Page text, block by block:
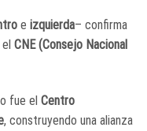
e izquierda– confirma
CNE (Consejo Nacional
fue el Centro
, construyendo una alianza